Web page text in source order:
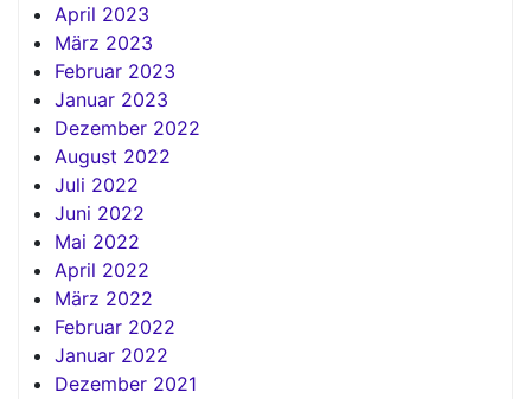
April 2023
März 2023
Februar 2023
Januar 2023
Dezember 2022
August 2022
Juli 2022
Juni 2022
Mai 2022
April 2022
März 2022
Februar 2022
Januar 2022
Dezember 2021